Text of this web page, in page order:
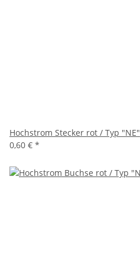
Hochstrom Stecker rot / Typ "NE"
0,60 € *